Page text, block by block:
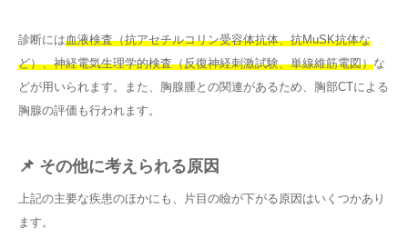
診断には血液検査（抗アセチルコリン受容体抗体、抗MuSK抗体な
ど）、神経電気生理学的検査（反復神経刺激試験、単線維筋電図）な
どが用いられます。また、胸腺腫との関連があるため、胸部CTによる
胸腺の評価も行われます。
📌 その他に考えられる原因
上記の主要な疾患のほかにも、片目の瞼が下がる原因はいくつかあり
ます。